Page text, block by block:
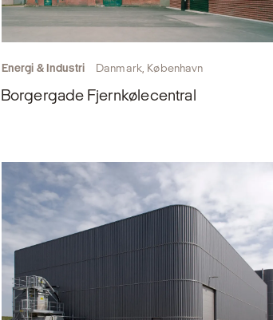
Energi & Industri Danmark, København
Borgergade Fjernkølecentral